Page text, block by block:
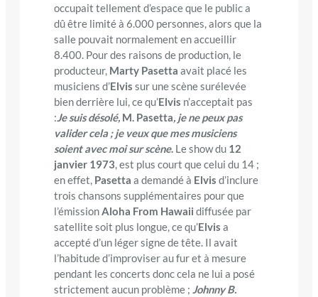
occupait tellement d’espace que le public a
dû être limité à 6.000 personnes, alors que la
salle pouvait normalement en accueillir
8.400. Pour des raisons de production, le
producteur, Marty Pasettaavait placé les
musiciens d’Elvissur une scène surélevée
bien derrière lui, ce qu’Elvis n’acceptait pas
:Je suis désolé, M. Pasetta, je ne peux pas
valider cela ; je veux que mes musiciens
soient avec moi sur scène. Le show du 12
janvier 1973, est plus court que celui du 14 ;
en effet, Pasettaa demandé à Elvisd’inclure
trois chansons supplémentaires pour que
l’émissionAloha From Hawaiidiffusée par
satellite soit plus longue, ce qu’Elvisa
accepté d’un léger signe de tête. Il avait
l’habitude d’improviser au fur et à mesure
pendant les concerts donc cela ne lui a posé
strictement aucun problème ; Johnny B.